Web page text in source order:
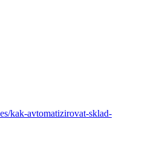
kak-avtomatizirovat-sklad-